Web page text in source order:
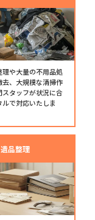
理や大量の不用品処
去、大規模な清掃作
スタッフが状況に合
で対応いたしま
遺品整理